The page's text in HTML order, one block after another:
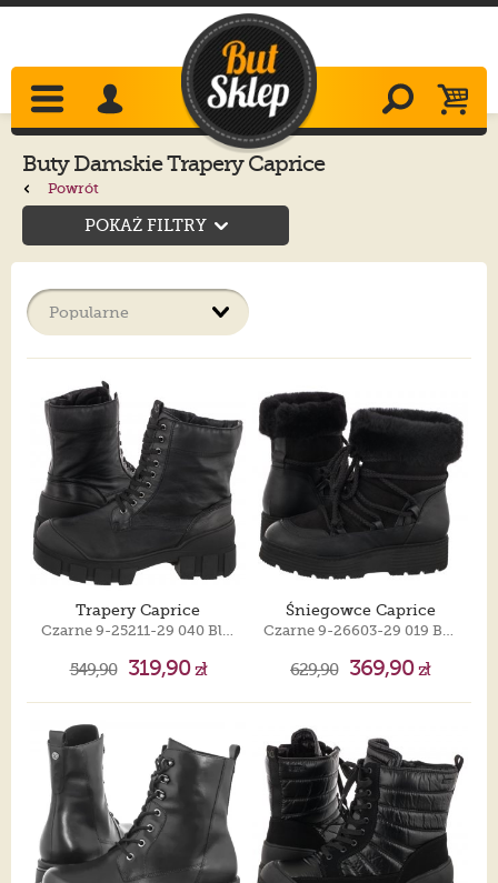
Buty Damskie Trapery Caprice
Powrót
POKAŻ FILTRY
Trapery Caprice
Czarne 9-25211-29 040 Black Soft
549,90 319,90zł
Śniegowce Caprice
Czarne 9-26603-29 019 Black Comb
629,90 369,90zł